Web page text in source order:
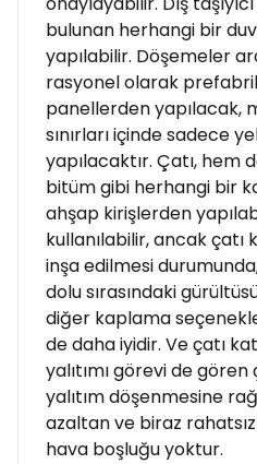
bulunan herhangi bir
yapılabilir. Döşemeler
rasyonel olarak
panellerden yapılacak,
sınırları içinde sadece
yapılacaktır. Çatı,
bitüm gibi herhangi bir
ahşap kirişlerden
kullanılabilir, ancak çatı
inşa edilmesi
dolu sırasındaki
diğer kaplama
de daha iyidir. Ve çatı
yalıtımı görevi de gören
yalıtım döşenmesine
azaltan ve biraz
hava boşluğu yoktur.